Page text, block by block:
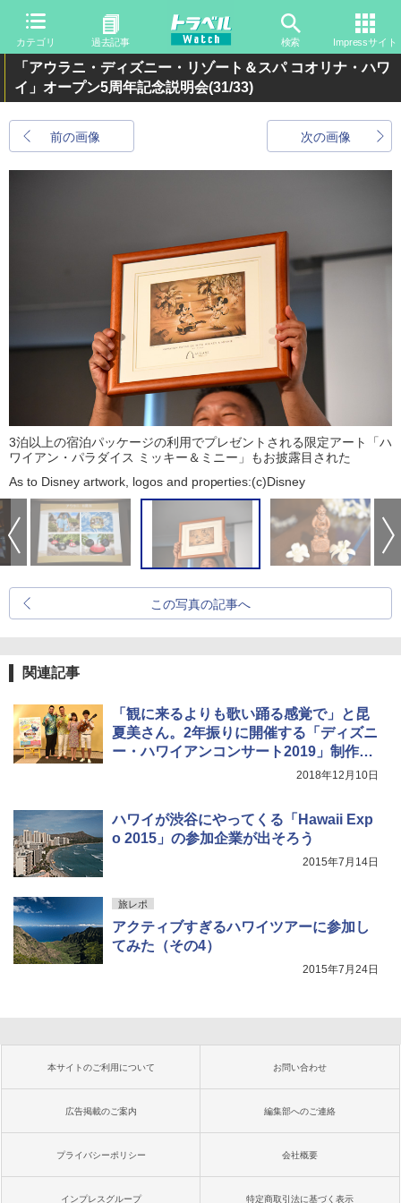
カテゴリ 過去記事 検索 Impressサイト
「アウラニ・ディズニー・リゾート＆スパ コオリナ・ハワ
イ」オープン5周年記念説明会(31/33)
前の画像 次の画像
3泊以上の宿泊パッケージの利用でプレゼントされる限定アート「ハ
ワイアン・パラダイス ミッキー＆ミニー」もお披露目された
As to Disney artwork, logos and properties:(c)Disney
この写真の記事へ
関連記事
「観に来るよりも歌い踊る感覚で」と昆
夏美さん。2年振りに開催する「ディズニ
ー・ハワイアンコンサート2019」制作会
2018年12月10日
ハワイが渋谷にやってくる「Hawaii Exp
o 2015」の参加企業が出そろう
2015年7月14日
旅レポ
アクティブすぎるハワイツアーに参加し
てみた（その4）
2015年7月24日
本サイトのご利用について お問い合わせ
広告掲載のご案内 編集部へのご連絡
プライバシーポリシー 会社概要
インプレスグループ 特定商取引法に基づく表示